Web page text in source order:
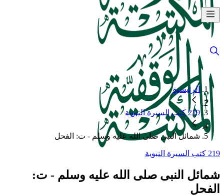
الرئيسية
219 كتب السيرة النبوية
شمائل النبى صلى الله عليه وسلم - ت: الفحل
219 كتب السيرة النبوية
شمائل النبى صلى الله عليه وسلم - ت:
الفحل